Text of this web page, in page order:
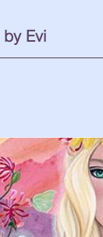
by Evi